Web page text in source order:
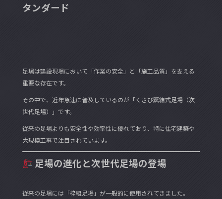
タンダード
足場は建設現場において「作業の安全」と「施工品質」を支える
重要な存在です。
その中で、近年急速に普及しているのが「くさび緊結式足場（次
世代足場）」です。
従来の足場よりも安全性や効率性に優れており、特に住宅建築や
大規模工事で注目されています。
足場の進化と次世代足場の登場
従来の足場には「枠組足場」が一般的に使用されてきました。